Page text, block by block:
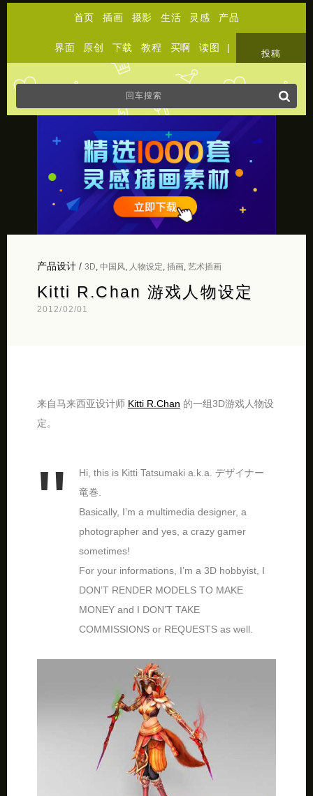
首页 插画 摄影 生活 灵感 产品
界面 原创 下载 教程 买啊 读图 |
投稿
产品设计/ 3D 中国风, 人物设定 插画, 艺术插画
Kitti R.Chan 游戏人物设定
2012/02/01
来自马来西亚设计师 Kitti R.Chan 的一组3D游戏人物设
定。
Hi, this is Kitti Tatsumaki a.k.a. デザイナー
竜巻.
Basically, I’m a multimedia designer, a
photographer and yes, a crazy gamer
sometimes!
For your informations, I’m a 3D hobbyist, I
DON’T RENDER MODELS TO MAKE
MONEY and I DON’T TAKE
COMMISSIONS or REQUESTS as well.